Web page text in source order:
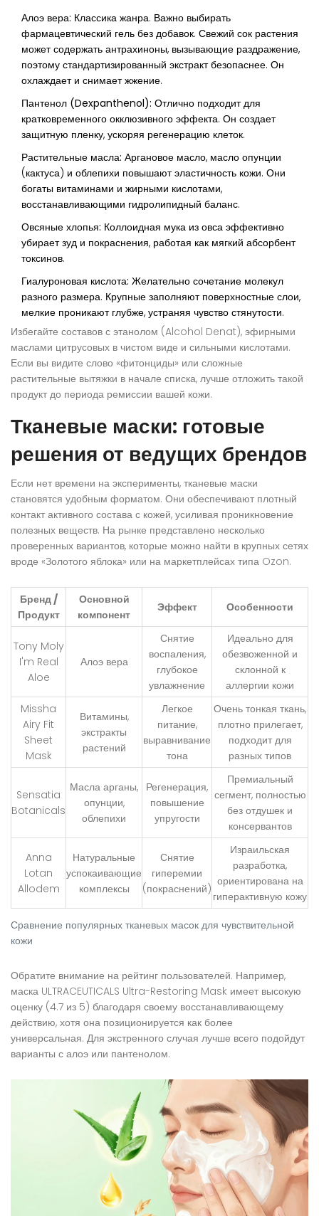
Алоэ вера: Классика жанра. Важно выбирать
фармацевтический гель без добавок. Свежий сок растения
может содержать антрахиноны, вызывающие раздражение,
поэтому стандартизированный экстракт безопаснее. Он
охлаждает и снимает жжение.
Пантенол (Dexpanthenol): Отлично подходит для
кратковременного окклюзивного эффекта. Он создает
защитную пленку, ускоряя регенерацию клеток.
Растительные масла: Аргановое масло, масло опунции
(кактуса) и облепихи повышают эластичность кожи. Они
богаты витаминами и жирными кислотами,
восстанавливающими гидролипидный баланс.
Овсяные хлопья: Коллоидная мука из овса эффективно
убирает зуд и покраснения, работая как мягкий абсорбент
токсинов.
Гиалуроновая кислота: Желательно сочетание молекул
разного размера. Крупные заполняют поверхностные слои,
мелкие проникают глубже, устраняя чувство стянутости.
Избегайте составов с этанолом (Alcohol Denat), эфирными
маслами цитрусовых в чистом виде и сильными кислотами.
Если вы видите слово «фитонциды» или сложные
растительные вытяжки в начале списка, лучше отложить такой
продукт до периода ремиссии вашей кожи.
Тканевые маски: готовые
решения от ведущих брендов
Если нет времени на эксперименты, тканевые маски
становятся удобным форматом. Они обеспечивают плотный
контакт активного состава с кожей, усиливая проникновение
полезных веществ. На рынке представлено несколько
проверенных вариантов, которые можно найти в крупных сетях
вроде «Золотого яблока» или на маркетплейсах типа Ozon.
Сравнение популярных тканевых масок для чувствительной
кожи
Бренд /
Продукт
Основной
компонент
Эффект Особенности
Tony Moly
I'm Real
Aloe
Алоэ вера
Снятие
воспаления,
глубокое
увлажнение
Идеально для
обезвоженной и
склонной к
аллергии кожи
Missha
Airy Fit
Sheet
Mask
Витамины,
экстракты
растений
Легкое
питание,
выравнивание
тона
Очень тонкая ткань,
плотно прилегает,
подходит для
разных типов
Sensatia
Botanicals
Масла арганы,
опунции,
облепихи
Регенерация,
повышение
упругости
Премиальный
сегмент, полностью
без отдушек и
консервантов
Anna
Lotan
Allodem
Натуральные
успокаивающие
комплексы
Снятие
гиперемии
(покраснений)
Израильская
разработка,
ориентирована на
гиперактивную кожу
Обратите внимание на рейтинг пользователей. Например,
маска ULTRACEUTICALS Ultra-Restoring Mask имеет высокую
оценку (4.7 из 5) благодаря своему восстанавливающему
действию, хотя она позиционируется как более
универсальная. Для экстренного случая лучше всего подойдут
варианты с алоэ или пантенолом.